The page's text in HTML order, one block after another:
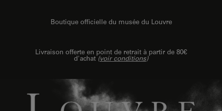
Boutique officielle du musée du Louvre
Livraison offerte en point de retrait à partir de 80€
d'achat (voir conditions)